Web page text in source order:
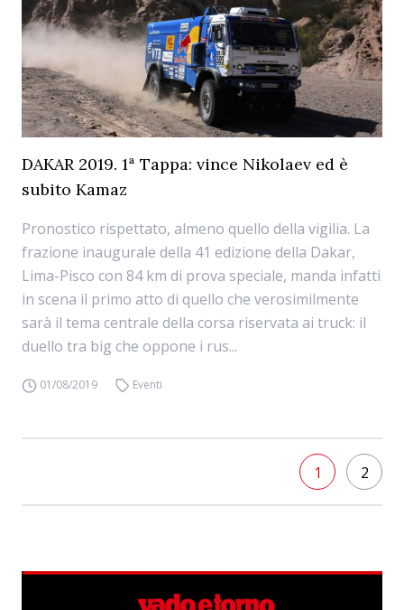
DAKAR 2019. 1ª Tappa: vince Nikolaev ed è
subito Kamaz
Pronostico rispettato, almeno quello della vigilia. La
frazione inaugurale della 41 edizione della Dakar,
Lima-Pisco con 84 km di prova speciale, manda infatti
in scena il primo atto di quello che verosimilmente
sarà il tema centrale della corsa riservata ai truck: il
duello tra big che oppone i rus...
01/08/2019 Eventi
1 2